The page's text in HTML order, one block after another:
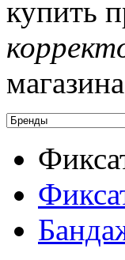
купить